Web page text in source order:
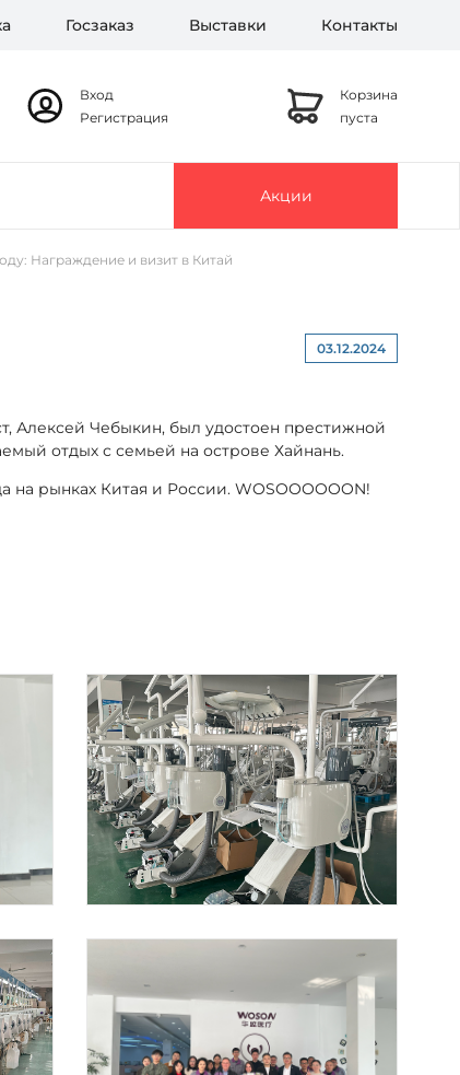
Госзаказ Выставки Контакты
Вход
Регистрация
Корзина
пуста
Акции
Награждение и визит в Китай
03.12.2024
Алексей Чебыкин, был удостоен престижной
отдых с семьей на острове Хайнань.
рынках Китая и России. WOSOOOOOON!